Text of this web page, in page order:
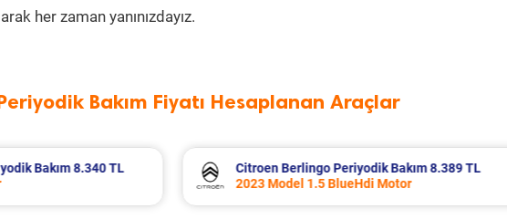
her zaman yanınızdayız.
Bakım Fiyatı Hesaplanan Araçlar
Bakım 8.389 TL
Motor
Fiat Egea Cross Periyodik Bakım 8.683 TL
2023 Model 1.6 Multijet Motor